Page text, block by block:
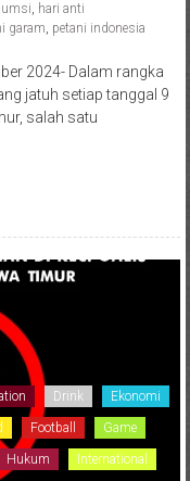
, hari anti
garam, petani indonesia
2024- Dalam rangka
jatuh setiap tanggal 9
salah satu
Drink Ekonomi
Football Game
Hukum International